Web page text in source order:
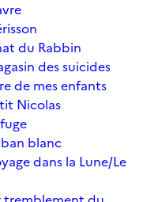
du Rabbin
des suicides
de mes enfants
Nicolas
blanc
dans la Lune/Le